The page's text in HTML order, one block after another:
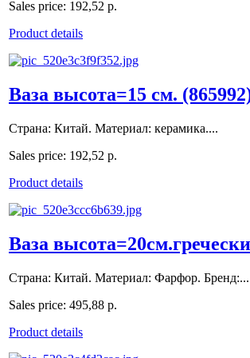
Sales price: 192,52 р.
Product details
Ваза высота=15 см.
Страна: Китай. Материал: керамика....
Sales price: 192,52 р.
Product details
Ваза
Страна: Китай. Материал: Фарфор. Бренд:...
Sales price: 495,88 р.
Product details